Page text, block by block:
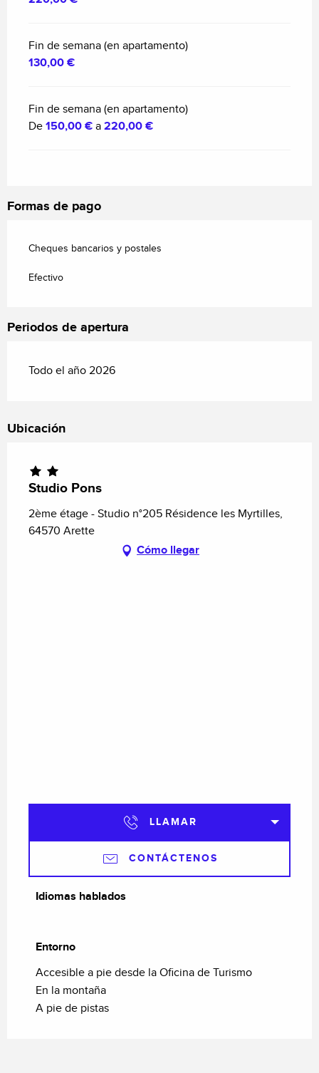
Fin de semana (en apartamento)
130,00 €
Fin de semana (en apartamento)
De 150,00 € a 220,00 €
Formas de pago
Cheques bancarios y postales
Efectivo
Periodos de apertura
Todo el año 2026
Ubicación
Studio Pons
2ème étage - Studio n°205 Résidence les Myrtilles,
64570 Arette
Cómo llegar
LLAMAR
CONTÁCTENOS
Idiomas hablados
Idiomas hablados
Entorno
Entorno
Accesible a pie desde la Oficina de Turismo
En la montaña
A pie de pistas